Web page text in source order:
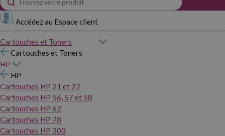
Accédez au Espace client
Cartouches et Toners
Cartouches et Toners
HP
HP
Cartouches HP 21 et 22
Cartouches HP 56, 57 et 58
Cartouches HP 62
Cartouches HP 78
Cartouches HP 300